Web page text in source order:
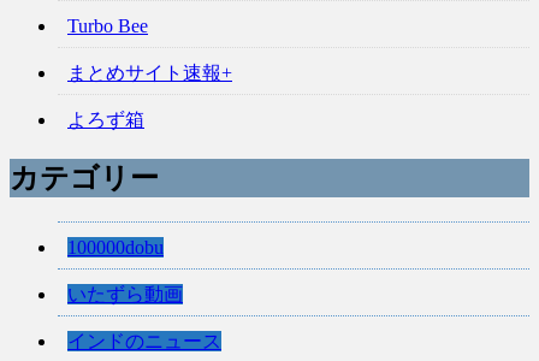
Turbo Bee
まとめサイト速報+
よろず箱
カテゴリー
100000dobu
いたずら動画
インドのニュース